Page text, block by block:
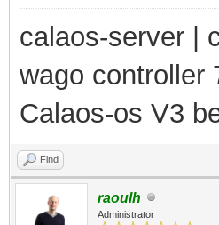
calaos-server |
wago controller
Calaos-os V3
Find
raoulh
Administrator